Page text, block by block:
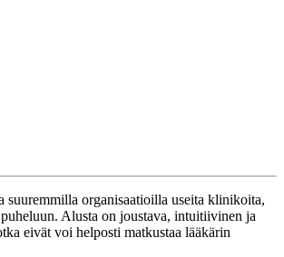
suuremmilla organisaatioilla useita klinikoita,
puheluun. Alusta on joustava, intuitiivinen ja
eivät voi helposti matkustaa lääkärin